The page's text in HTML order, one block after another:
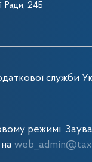
Ради, 24Б
служби
режимі.
на